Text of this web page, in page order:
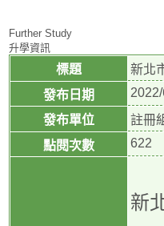
Further Study
升學資訊
標題
新北
發布日期
發布單位
註冊
點閱次數
622
新